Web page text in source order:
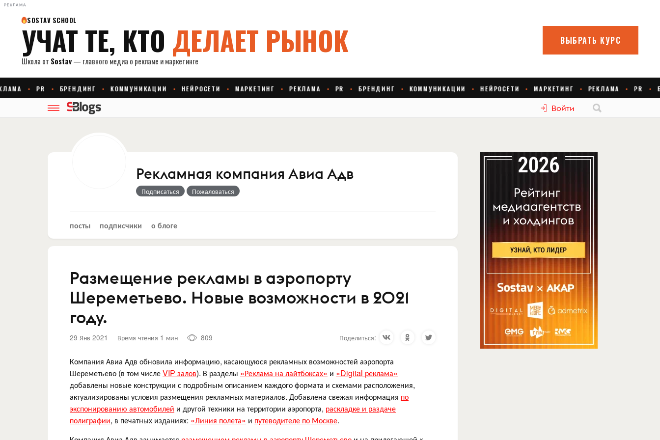
РЕКЛАМА
Войти
Рекламная компания Авиа Адв
Подписаться Пожаловаться
посты подписчики о блоге
Размещение рекламы в аэропорту
Шереметьево. Новые возможности в 2021
году.
29 Янв 2021 Время чтения 1 мин 809 Поделиться:
Компания Авиа Адв обновила информацию, касающуюся рекламных возможностей аэропорта
Шереметьево (в том числеVIP залов). В разделы «Реклама на лайтбоксах» и «Digital реклама»
добавлены новые конструкции с подробным описанием каждого формата и схемами расположения,
актуализированы условия размещения рекламных материалов. Добавлена свежая информация по
экспонированию автомобилей и другой техники на территории аэропорта, раскладке и раздаче
полиграфии, в печатных изданиях: «Линия полета» и путеводителе по Москве.